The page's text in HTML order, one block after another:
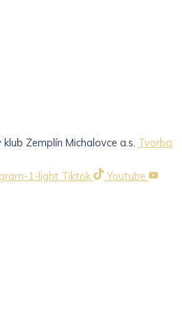
Zemplín Michalovce a.s. Tvorba
1-light Tiktok Youtube